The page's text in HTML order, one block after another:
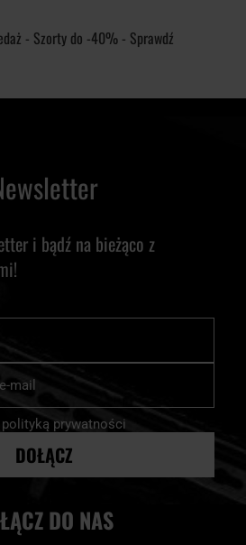
i bądź na bieżąco z
polityką prywatności
DOŁĄCZ
DO NAS